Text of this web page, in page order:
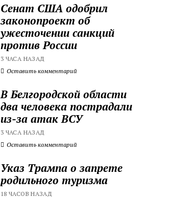
Сенат США одобрил
законопроект об
ужесточении санкций
против России
3 ЧАСА НАЗАД
Оставить комментарий
В Белгородской области
два человека пострадали
из-за атак ВСУ
3 ЧАСА НАЗАД
Оставить комментарий
Указ Трампа о запрете
родильного туризма
18 ЧАСОВ НАЗАД